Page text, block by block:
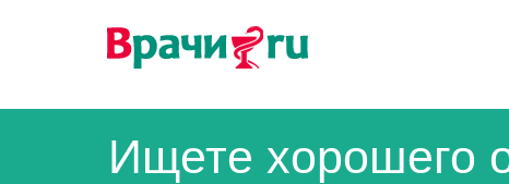
Ищете хорошего